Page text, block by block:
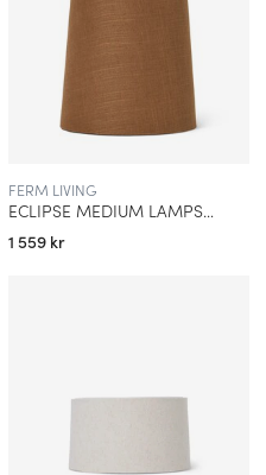
FERM LIVING
ECLIPSE MEDIUM LAMPSKÄRM CURRY
1 559 kr